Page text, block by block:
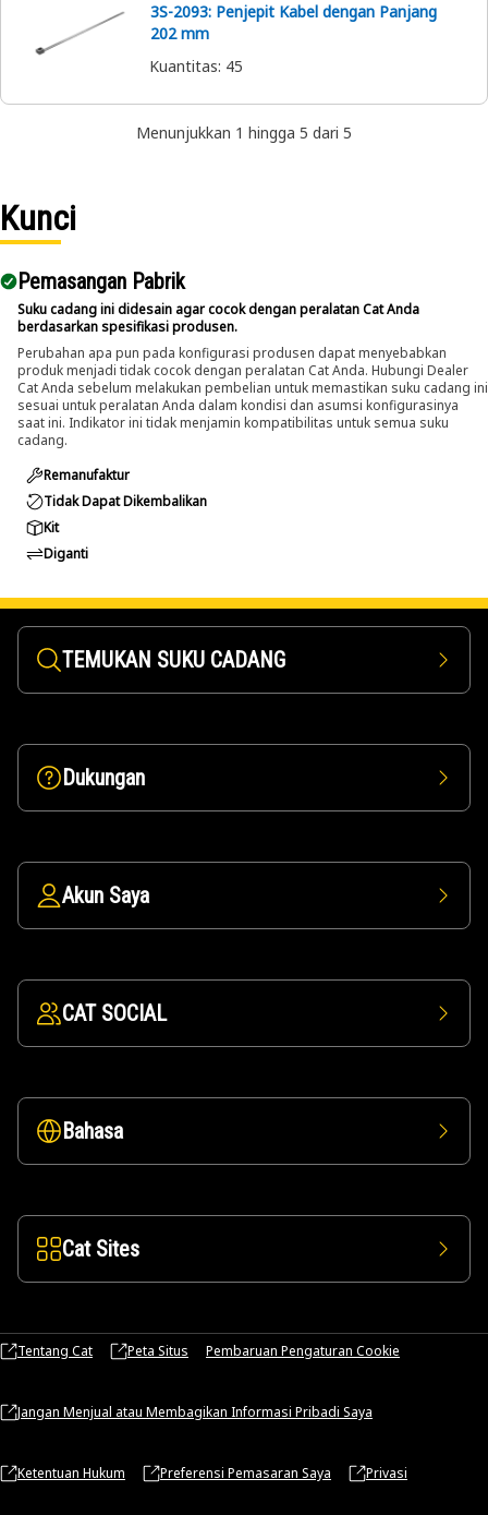
3S-2093: Penjepit Kabel dengan Panjang
202 mm
Kuantitas: 45
Menunjukkan 1 hingga 5 dari 5
Kunci
Pemasangan Pabrik
Suku cadang ini didesain agar cocok dengan peralatan Cat Anda
berdasarkan spesifikasi produsen.
Perubahan apa pun pada konfigurasi produsen dapat menyebabkan
produk menjadi tidak cocok dengan peralatan Cat Anda. Hubungi Dealer
Cat Anda sebelum melakukan pembelian untuk memastikan suku cadang ini
sesuai untuk peralatan Anda dalam kondisi dan asumsi konfigurasinya
saat ini. Indikator ini tidak menjamin kompatibilitas untuk semua suku
cadang.
Remanufaktur
Tidak Dapat Dikembalikan
Kit
Diganti
TEMUKAN SUKU CADANG
Dukungan
Akun Saya
CAT SOCIAL
Bahasa
Cat Sites
Tentang Cat Peta Situs Pembaruan Pengaturan Cookie
Jangan Menjual atau Membagikan Informasi Pribadi Saya
Ketentuan Hukum Preferensi Pemasaran Saya Privasi